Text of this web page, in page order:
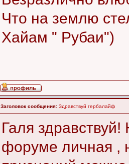
Что на землю
Хайам " Рубаи")
Заголовок сообщения: Здравствуй гербалайф
Галя
форуме личная ,